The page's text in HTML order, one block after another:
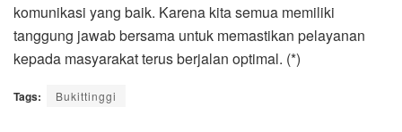
komunikasi yang baik. Karena kita semua memiliki
tanggung jawab bersama untuk memastikan pelayanan
kepada masyarakat terus berjalan optimal. (*)
Tags: Bukittinggi